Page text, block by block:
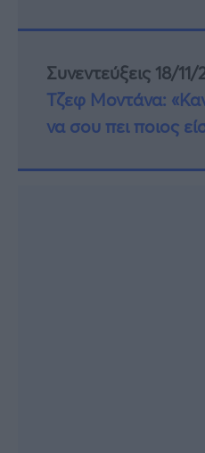
Συνεντεύξεις 18/
Τζεφ Μοντάνα:
να σου πει ποιος